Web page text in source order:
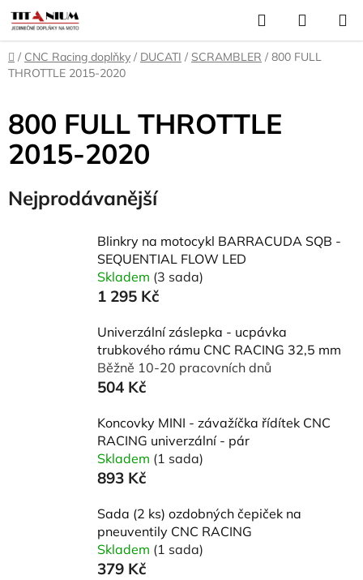
Přejít
na
obsah
Hledat
KOŠÍK
Domů
/ CNC Racing doplňky / DUCATI / SCRAMBLER / 800 FULL
THROTTLE 2015-2020
800 FULL THROTTLE
2015-2020
Nejprodávanější
Blinkry na motocykl BARRACUDA SQB -
SEQUENTIAL FLOW LED
Skladem (3 sada)
1 295 Kč
Univerzální záslepka - ucpávka
trubkového rámu CNC RACING 32,5 mm
Běžně 10-20 pracovních dnů
504 Kč
Koncovky MINI - závažíčka řídítek CNC
RACING univerzální - pár
Skladem (1 sada)
893 Kč
Sada (2 ks) ozdobných čepiček na
pneuventily CNC RACING
Skladem (1 sada)
379 Kč